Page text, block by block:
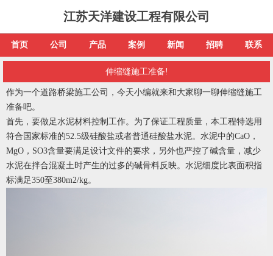
江苏天洋建设工程有限公司
首页 公司 产品 案例 新闻 招聘 联系
伸缩缝施工准备!
作为一个道路桥梁施工公司，今天小编就来和大家聊一聊伸缩缝施工
准备吧。
首先，要做足水泥材料控制工作。为了保证工程质量，本工程特选用
符合国家标准的52.5级硅酸盐或者普通硅酸盐水泥。水泥中的CaO，
MgO，SO3含量要满足设计文件的要求，另外也严控了碱含量，减少
水泥在拌合混凝土时产生的过多的碱骨料反映。水泥细度比表面积指
标满足350至380m2/kg。